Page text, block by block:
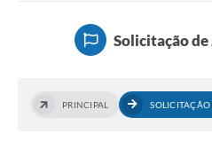
Solicitação
PRINCIPAL